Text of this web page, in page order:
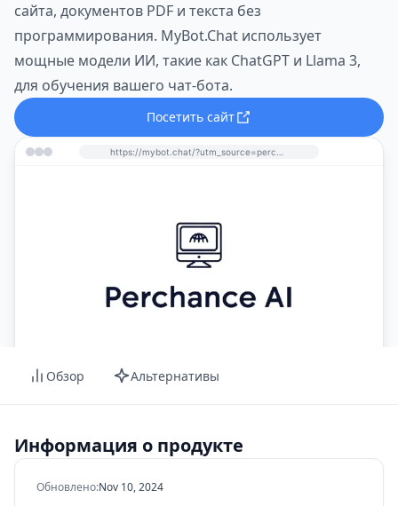
сайта, документов PDF и текста без
программирования. MyBot.Chat использует
мощные модели ИИ, такие как ChatGPT и Llama 3,
для обучения вашего чат-бота.
Посетить сайт
Обзор Альтернативы
Информация о продукте
Обновлено:Nov 10, 2024